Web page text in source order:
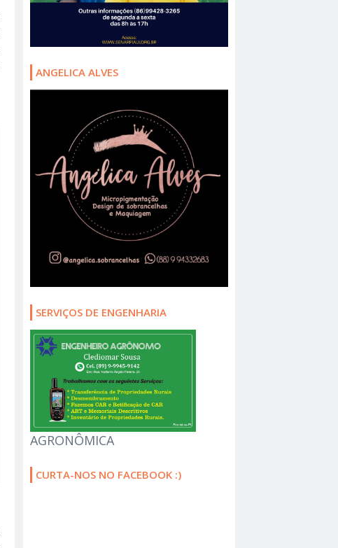
ANGELICA ALVES
SERVIÇOS DE ENGENHARIA
AGRONÔMICA
CURTA-NOS NO FACEBOOK :)